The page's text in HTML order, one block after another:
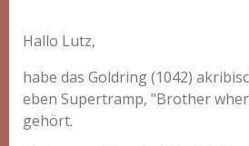
Hallo Lutz,
habe das Goldring (1042)
eben Supertramp, "Brother
gehört.